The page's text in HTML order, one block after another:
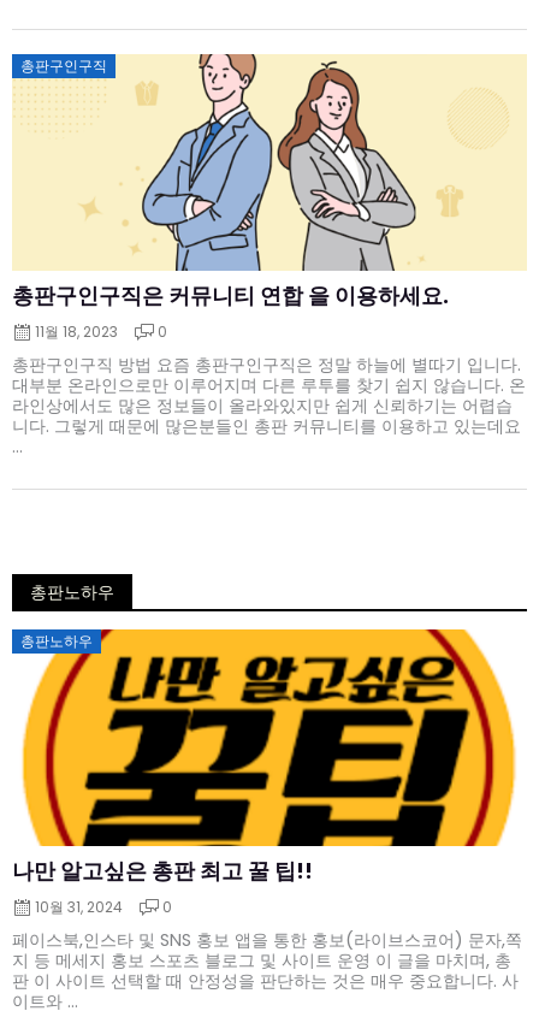
총판구인구직
총판구인구직은 커뮤니티 연합 을 이용하세요.
Posted
on
11월 18, 2023 0
총판구인구직 방법 요즘 총판구인구직은 정말 하늘에 별따기 입니다.
대부분 온라인으로만 이루어지며 다른 루투를 찾기 쉽지 않습니다. 온
라인상에서도 많은 정보들이 올라와있지만 쉽게 신뢰하기는 어렵습
니다. 그렇게 때문에 많은분들인 총판 커뮤니티를 이용하고 있는데요
...
총판노하우
총판노하우
나만 알고싶은 총판 최고 꿀 팁!!
Posted
on
10월 31, 2024 0
페이스북,인스타 및 SNS 홍보 앱을 통한 홍보(라이브스코어) 문자,쪽
지 등 메세지 홍보 스포츠 블로그 및 사이트 운영 이 글을 마치며, 총
판 이 사이트 선택할 때 안정성을 판단하는 것은 매우 중요합니다. 사
이트와 ...